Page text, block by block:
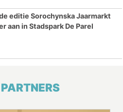
editie Sorochynska Jaarmarkt
aan in Stadspark De Parel
PARTNERS